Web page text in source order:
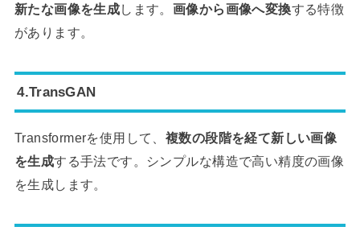
新たな画像を生成します。 画像から画像へ変換する特徴
があります。
4.TransGAN
Transformerを使用して、 複数の段階を経て新しい画像
を生成する手法です。シンプルな構造で高い精度の画像
を生成します。